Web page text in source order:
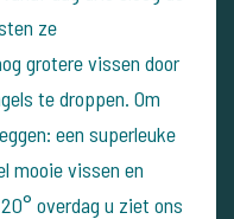
ze
grotere vissen door
te droppen. Om
een superleuke
mooie vissen en
overdag u ziet ons